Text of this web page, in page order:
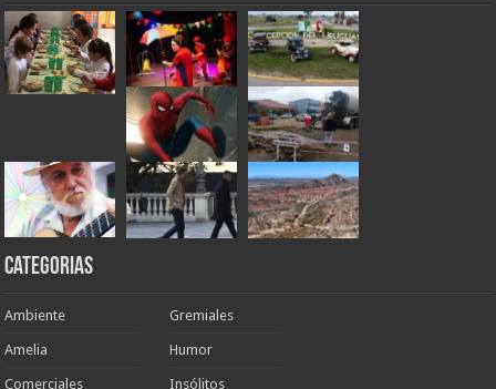
Categorias
Ambiente
Amelia
Comerciales
Gremiales
Humor
Insólitos